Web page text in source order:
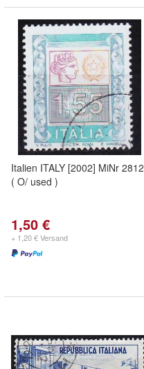
Italien ITALY [2002] MiNr 2812
( O/ used )
1,50 €
+ 1,20 € Versand